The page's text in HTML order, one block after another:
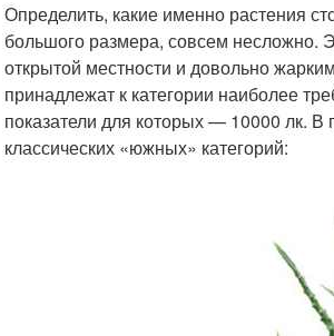
Определить, какие именно растения
большого размера, совсем несложно.
открытой местности и довольно
принадлежат к категории наиболее
показатели для которых — 10000 лк. В
классических «южных» категорий: